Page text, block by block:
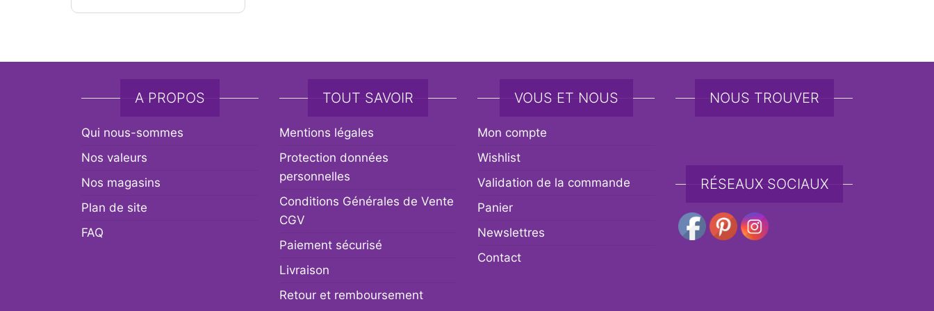
A PROPOS
Qui nous-sommes
Nos valeurs
Nos magasins
Plan de site
FAQ
TOUT SAVOIR
Mentions légales
Protection données
personnelles
Conditions Générales de Vente
CGV
Paiement sécurisé
Livraison
Retour et remboursement
VOUS ET NOUS
Mon compte
Wishlist
Validation de la commande
Panier
Newslettres
Contact
NOUS TROUVER
RÉSEAUX SOCIAUX